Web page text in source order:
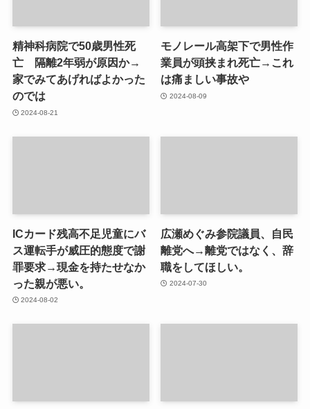
精神科病院で50歳男性死
亡 隔離2年弱が原因か→
家でみてあげればよかった
のでは
2024-08-21
モノレール高架下で男性作
業員が頭挟まれ死亡→これ
は痛ましい事故や
2024-08-09
ICカード残高不足児童にバ
ス運転手が威圧的態度で謝
罪要求→現金を持たせなか
った親が悪い。
2024-08-02
広瀬めぐみ参院議員、自民
離党へ→離党ではなく、辞
職をしてほしい。
2024-07-30